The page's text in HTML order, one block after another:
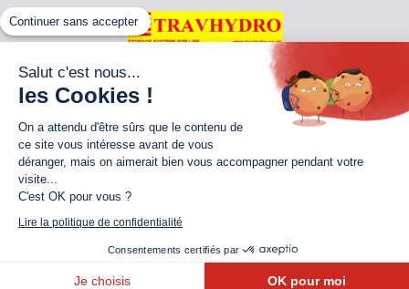
© By Poush
Continuer sans accepter
Salut c'est nous...
les Cookies !
On a attendu d'être sûrs que le contenu de
ce site vous intéresse avant de vous
déranger, mais on aimerait bien vous accompagner pendant votre
visite...
C'est OK pour vous ?
Lire la politique de confidentialité
Consentements certifiés par
Je choisis OK pour moi